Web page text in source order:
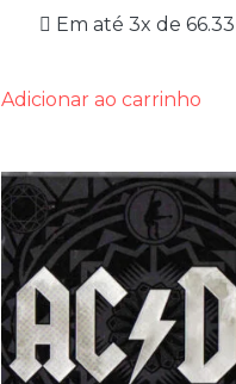
Em até 3x de66.33
Adicionar ao carrinho